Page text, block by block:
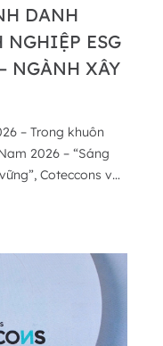
DANH
NGHIỆP ESG
NGÀNH XÂY
– Trong khuôn
2026 – “Sáng
Coteccons và
2026 – Ngành Xây